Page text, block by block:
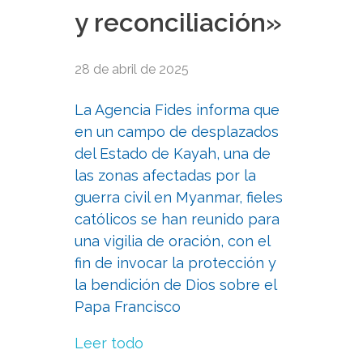
y reconciliación»
28 de abril de 2025
La Agencia Fides informa que
en un campo de desplazados
del Estado de Kayah, una de
las zonas afectadas por la
guerra civil en Myanmar, fieles
católicos se han reunido para
una vigilia de oración, con el
fin de invocar la protección y
la bendición de Dios sobre el
Papa Francisco
Leer todo